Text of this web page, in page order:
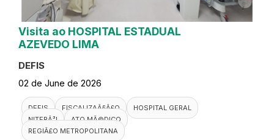
Visita ao HOSPITAL ESTADUAL
AZEVEDO LIMA
DEFIS
02 de June de 2026
DEFIS FISCALIZAÃ§Ã£O
HOSPITAL GERAL
NITERÃ³I
ATO MÃ©DICO
REGIÃ£O METROPOLITANA